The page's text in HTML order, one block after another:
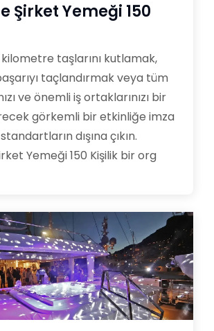
Şirket Yemeği 150
taşlarını kutlamak,
taçlandırmak veya tüm
ve önemli iş ortaklarınızı bir
görkemli bir etkinliğe imza
dışına çıkın.
Yemeği 150 Kişilik bir org